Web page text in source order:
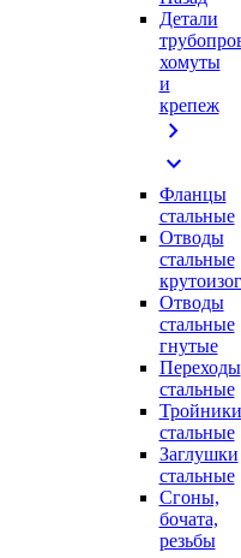
Детали
хомуты
и
крепеж
chevron_right
expand_more
Фланцы
стальные
Отводы
стальные
Отводы
стальные
гнутые
Переходы
стальные
Тройники
стальные
Заглушки
стальные
Сгоны,
бочата,
резьбы